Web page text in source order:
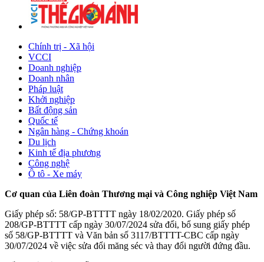
Chính trị - Xã hội
VCCI
Doanh nhân
Pháp luật
Khởi nghiệp
Bất động sản
Quốc tế
Ngân hàng - Chứng khoán
Du lịch
Kinh tế địa phương
Công nghệ
Ô tô - Xe máy
Cơ quan của Liên đoàn Thương mại và Công nghiệp Việt Nam
Giấy phép số: 58/GP-BTTTT ngày 18/02/2020. Giấy phép số
208/GP-BTTTT cấp ngày 30/07/2024 sửa đổi, bổ sung giấy phép
30/07/2024 về việc sửa đổi măng séc và thay đổi người đứng đầu.
Tổng Biên tập:Nguyễn Linh Anh
Phó Tổng Biên tập:
Phạm Văn Hùng, Nguyễn Tiến Dũng